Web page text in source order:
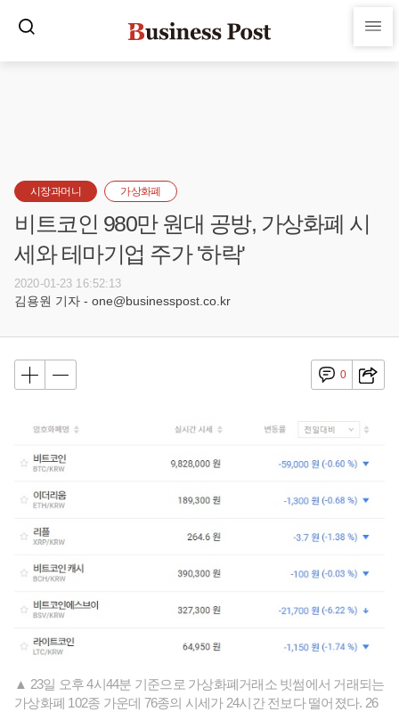
시장과머니 가상화폐
비트코인 980만 원대 공방, 가상화폐 시
세와 테마기업 주가 '하락'
2020-01-23 16:52:13
김용원 기자 - one@businesspost.co.kr
0
▲ 23일 오후 4시44분 기준으로 가상화폐거래소 빗썸에서 거래되는
가상화폐 102종 가운데 76종의 시세가 24시간 전보다 떨어졌다. 26